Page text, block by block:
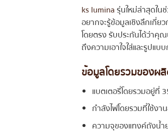
ks luminaรุ่นใหม่ล่าสุดใน
อยากจะรู้ข้อมูลเชิงลึกเกี่
โดยตรง รับประกันได้ว่า
ถึงความเอาใจใส่และรูปแ
ข้อมูลโดยรวมของผ
แบตเตอรี่โดยรวมอยู่ที่
กำลังไฟโดยรวมที่ใช้งา
ความจุของแทงค์ถังน้ำ